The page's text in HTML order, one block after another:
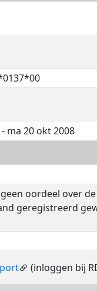
ma 20 okt 2008
geen oordeel over
geregistreerd
(inloggen bij